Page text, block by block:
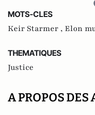
MOTS-CLES
Keir Starmer , Elon
THEMATIQUES
Justice
A PROPOS DES